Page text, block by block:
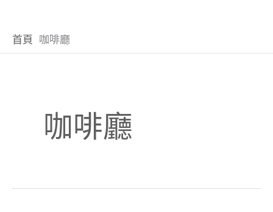
首頁 咖啡廳
咖啡廳